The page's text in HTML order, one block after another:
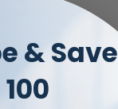
& Save